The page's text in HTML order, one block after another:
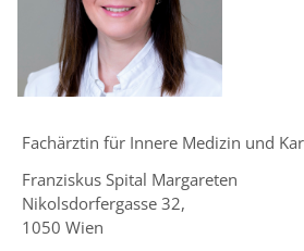
Fachärztin für Innere Medizin und
Franziskus Spital Margareten
Nikolsdorfergasse 32,
1050 Wien